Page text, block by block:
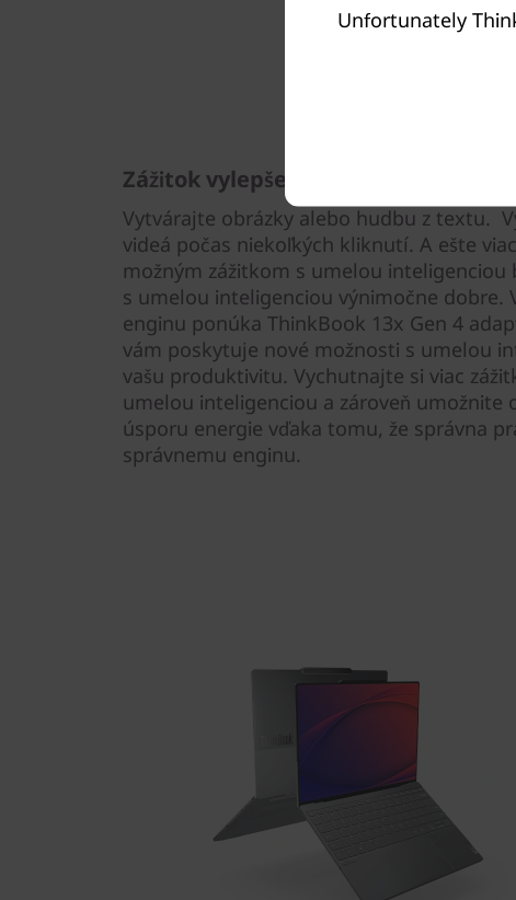
Zážitok vylepšený umelou
Vytvárajte obrázky alebo hudbu z textu.
videá počas niekoľkých kliknutí. A ešte
možným zážitkom s umelou inteligenciou
s umelou inteligenciou výnimočne dobre.
enginu ponúka ThinkBook 13x Gen 4
vám poskytuje nové možnosti s umelou
vašu produktivitu. Vychutnajte si viac
umelou inteligenciou a zároveň umožnite
úsporu energie vďaka tomu, že správna
správnemu enginu.
Unfortunately